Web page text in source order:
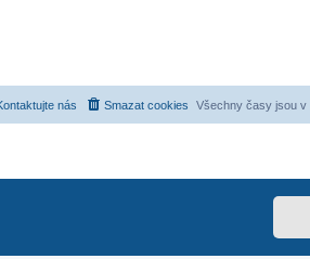
Všechny časy jsou v
Smazat cookies
nás